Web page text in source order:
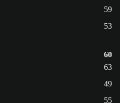
59
53
60
63
49
55